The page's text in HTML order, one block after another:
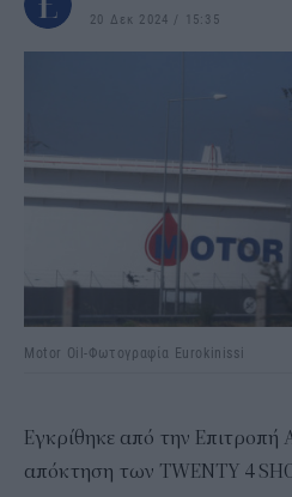
20 Δεκ 2024
15:35
Motor Oil-Φωτογραφία Eurokinissi
Εγκρίθηκε από την Επιτροπή
απόκτηση των TWENTY 4